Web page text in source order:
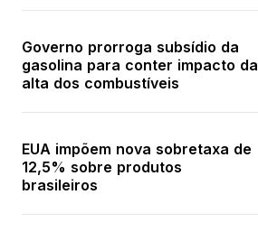
Governo prorroga subsídio da
gasolina para conter impacto da
alta dos combustíveis
EUA impõem nova sobretaxa de
12,5% sobre produtos
brasileiros